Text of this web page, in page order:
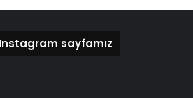
Instagram sayfamız